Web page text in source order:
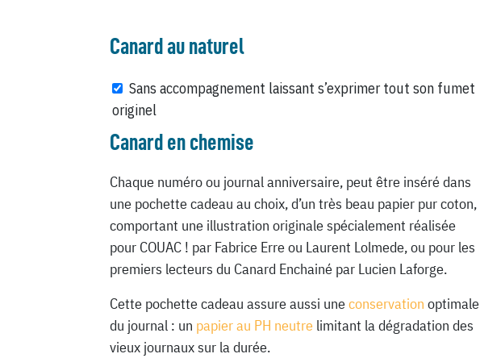
Canard au naturel
Sans accompagnement laissant s’exprimer tout son fumet
originel
Canard en chemise
Chaque numéro ou journal anniversaire, peut être inséré dans
une pochette cadeau au choix, d’un très beau papier pur coton,
comportant une illustration originale spécialement réalisée
pour COUAC ! par Fabrice Erre ou Laurent Lolmede, ou pour les
premiers lecteurs du Canard Enchainé par Lucien Laforge.
Cette pochette cadeau assure aussi uneconservation optimale
du journal : un papier au PH neutre limitant la dégradation des
vieux journaux sur la durée.